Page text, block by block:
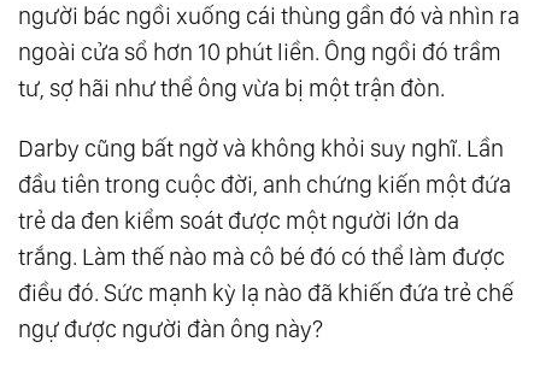
người bác ngồi xuống cái thùng gần đó và nhìn ra
ngoài cửa sổ hơn 10 phút liền. Ông ngồi đó trầm
tư, sợ hãi như thể ông vừa bị một trận đòn.
Darby cũng bất ngờ và không khỏi suy nghĩ. Lần
đầu tiên trong cuộc đời, anh chứng kiến một đứa
trẻ da đen kiểm soát được một người lớn da
trắng. Làm thế nào mà cô bé đó có thể làm được
điều đó. Sức mạnh kỳ lạ nào đã khiến đứa trẻ chế
ngự được người đàn ông này?